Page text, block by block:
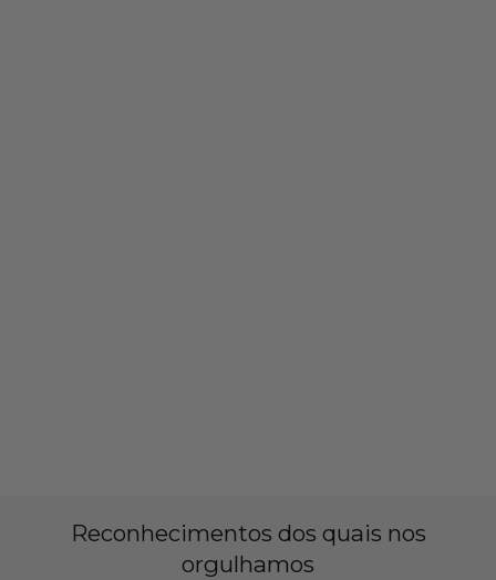
Reconhecimentos dos quais nos
orgulhamos